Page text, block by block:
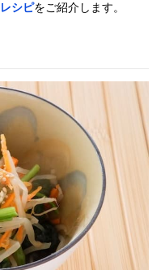
レシピをご紹介します。